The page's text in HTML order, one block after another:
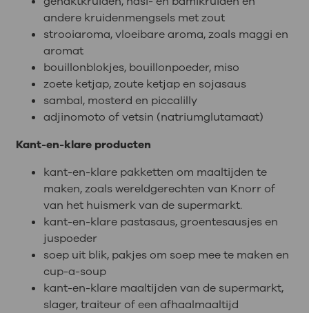
andere kruidenmengsels met zout
strooiaroma, vloeibare aroma, zoals maggi en
aromat
bouillonblokjes, bouillonpoeder, miso
zoete ketjap, zoute ketjap en sojasaus
sambal, mosterd en piccalilly
adjinomoto of vetsin (natriumglutamaat)
Kant-en-klare producten
kant-en-klare pakketten om maaltijden te
maken, zoals wereldgerechten van Knorr of
van het huismerk van de supermarkt.
kant-en-klare pastasaus, groentesausjes en
juspoeder
soep uit blik, pakjes om soep mee te maken en
cup-a-soup
kant-en-klare maaltijden van de supermarkt,
slager, traiteur of een afhaalmaaltijd